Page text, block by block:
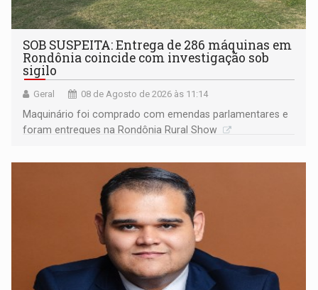
SOB SUSPEITA: Entrega de 286 máquinas em
Rondônia coincide com investigação sob
sigilo
Geral 08 de Agosto de 2026 às 11:14
Maquinário foi comprado com emendas parlamentares e
foram entregues na Rondônia Rural Show